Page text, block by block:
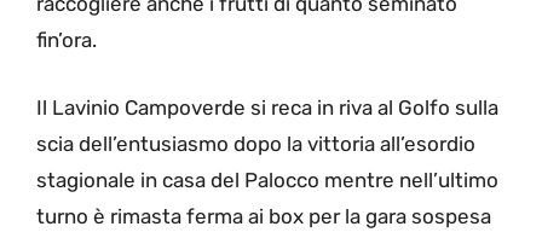
fin’ora.
Il Lavinio Campoverde si reca in riva al Golfo sulla
scia dell’entusiasmo dopo la vittoria all’esordio
stagionale in casa del Palocco mentre nell’ultimo
turno è rimasta ferma ai box per la gara sospesa